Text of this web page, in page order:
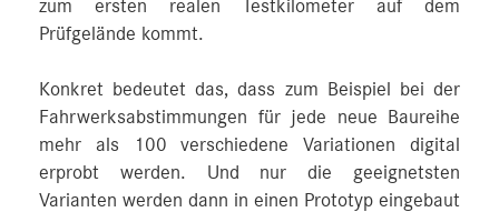
zum ersten realen Testkilometer auf dem
Prüfgelände kommt.
Konkret bedeutet das, dass zum Beispiel bei der
Fahrwerksabstimmungen für jede neue Baureihe
mehr als 100 verschiedene Variationen digital
erprobt werden. Und nur die geeignetsten
Varianten werden dann in einen Prototyp eingebaut